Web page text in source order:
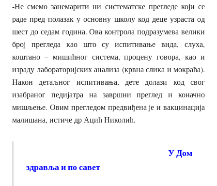
-Не смемо занемарити ни систематске прегледе који се
раде пред полазак у основну школу код деце узраста од
шест до седам година. Ова контрола подразумева велики
број прегледа као што су испитивање вида, слуха,
коштано – мишићног система, процену говора, као и
израду лабораторијских анализа (крвна слика и мокраћа).
Након детаљног испитивања, дете долази код свог
изабраног педијатра на завршни преглед и коначно
мишљење. Овим прегледом предвиђена је и вакцинација
малишана, истиче др Ацић Николић.
У Дом
здравља и по савет